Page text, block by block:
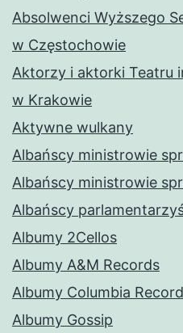
Absolwenci Wyższego
w Częstochowie
Aktorzy i aktorki Teatru
w Krakowie
Aktywne wulkany
Albańscy ministrowie
Albańscy ministrowie
Albańscy
Albumy 2Cellos
Albumy A&M Records
Albumy Columbia
Albumy Gossip